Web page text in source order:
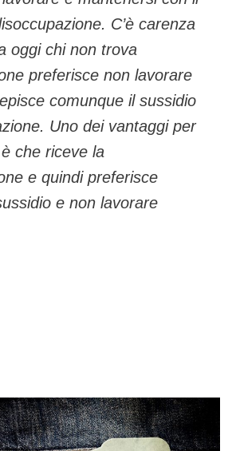
C’è carenza
oggi chi non trova
preferisce non lavorare
comunque il sussidio
Uno dei vantaggi per
che riceve la
e quindi preferisce
e non lavorare